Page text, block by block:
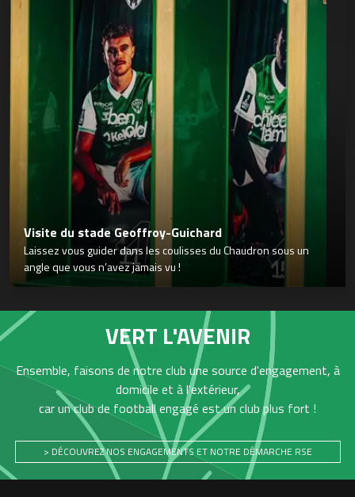
Visite du stade Geoffroy-Guichard
Laissez vous guider dans les coulisses du Chaudron sous un
angle que vous n’avez jamais vu !
VERT L'AVENIR
Ensemble, faisons de notre club une source d'engagement, à
domicile et à l'extérieur,
car un club de football engagé est un club plus fort !
> DÉCOUVREZ NOS ENGAGEMENTS ET NOTRE DÉMARCHE RSE